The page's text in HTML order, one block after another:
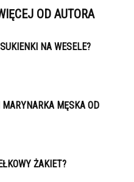
OD AUTORA
NA WESELE?
MĘSKA OD
ŻAKIET?